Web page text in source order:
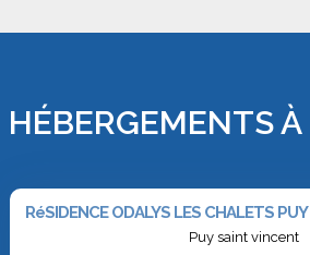
HÉBERGEMENTS
RéSIDENCE ODALYS LES CHALETS
Puy saint vincent